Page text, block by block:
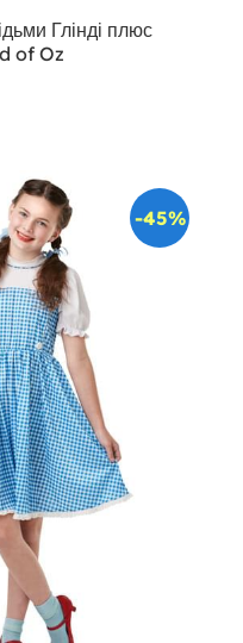
Глінді плюс
of Oz
-45%